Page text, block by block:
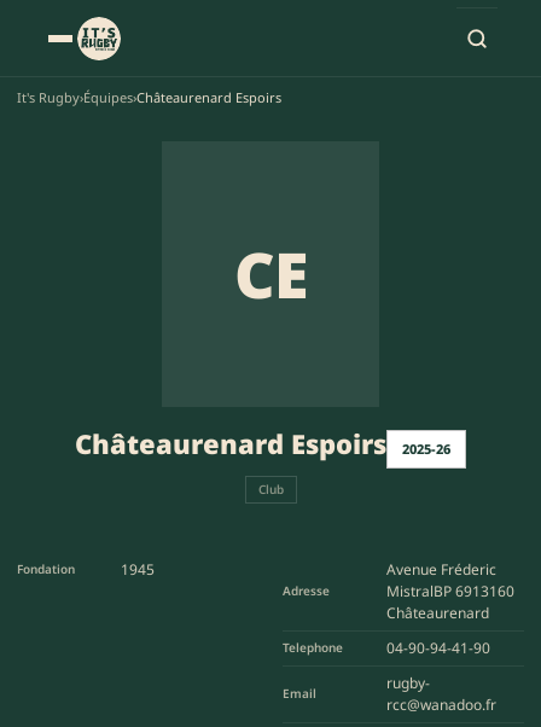
It's Rugby›Équipes›Châteaurenard Espoirs
CE
Châteaurenard Espoirs 2025-26
Club
Fondation 1945
Adresse
Avenue Fréderic
MistralBP 6913160
Châteaurenard
Telephone 04-90-94-41-90
Email
rugby-
rcc@wanadoo.fr